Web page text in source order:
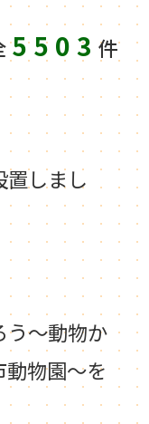
5503 件
置しまし
う～動物か
物園～を